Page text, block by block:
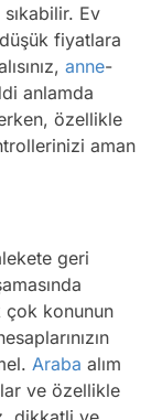
Ev
düşük fiyatlara
anne-
anlamda
özellikle
aman
geri
çok konunun
Araba alım
ve özellikle